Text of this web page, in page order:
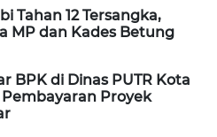
Tahan 12 Tersangka,
MP dan Kades Betung
BPK di Dinas PUTR Kota
Proyek